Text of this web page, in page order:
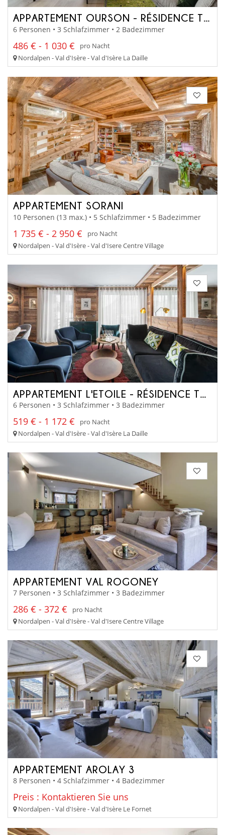
APPARTEMENT OURSON - RÉSIDENCE TOVIÈRE
6 Personen • 3 Schlafzimmer • 2 Badezimmer
486 € - 1 030 €
pro Nacht
Nordalpen - Val d'Isère - Val d'Isère La Daille
APPARTEMENT SORANI
10 Personen (13 max.) • 5 Schlafzimmer • 5 Badezimmer
1 735 € - 2 950 €
pro Nacht
Nordalpen - Val d'Isère - Val d'Isere Centre Village
APPARTEMENT L'ETOILE - RÉSIDENCE TOVIÈRE
6 Personen • 3 Schlafzimmer • 3 Badezimmer
519 € - 1 172 €
pro Nacht
Nordalpen - Val d'Isère - Val d'Isère La Daille
APPARTEMENT VAL ROGONEY
7 Personen • 3 Schlafzimmer • 3 Badezimmer
286 € - 372 €
pro Nacht
Nordalpen - Val d'Isère - Val d'Isere Centre Village
APPARTEMENT AROLAY 3
8 Personen • 4 Schlafzimmer • 4 Badezimmer
Preis : Kontaktieren Sie uns
Nordalpen - Val d'Isère - Val d'Isère Le Fornet